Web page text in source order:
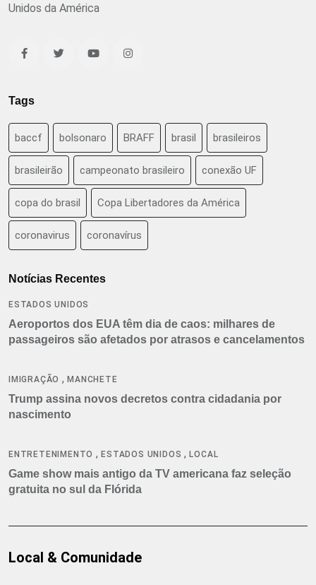
Unidos da América
Tags
baccf bolsonaro BRAFF brasil brasileiros
brasileirão campeonato brasileiro conexão UF
copa do brasil Copa Libertadores da América
coronavirus coronavírus
Notícias Recentes
ESTADOS UNIDOS
Aeroportos dos EUA têm dia de caos: milhares de
passageiros são afetados por atrasos e cancelamentos
IMIGRAÇÃO ,MANCHETE
Trump assina novos decretos contra cidadania por
nascimento
ENTRETENIMENTO ,ESTADOS UNIDOS ,LOCAL
Game show mais antigo da TV americana faz seleção
gratuita no sul da Flórida
Local & Comunidade